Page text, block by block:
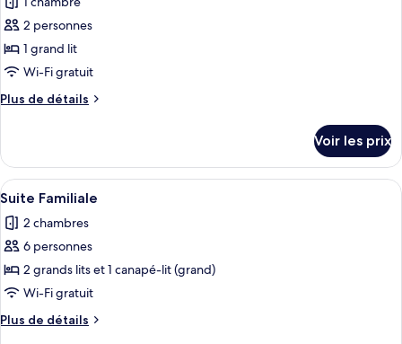
Chambre
Triple
les
photos
pour
ce
type
de
Suite
Confort
2 personnes
1 grand lit
Wi-Fi gratuit
Plus de détails
Plus
le
type
de
Suite
Confort
Voir les prix
Afficher
toutes
les
photos
pour
ce
type
de
Une chambre d’hôtel avec un
21
Suite Familiale
2 chambres
6 personnes
2 grands lits et 1 canapé-lit (grand)
Wi-Fi gratuit
Plus de détails
Plus